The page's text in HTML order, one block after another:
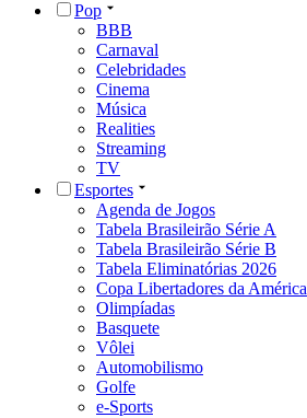
Pop
BBB
Carnaval
Celebridades
Cinema
Música
Realities
Streaming
TV
Esportes
Agenda de Jogos
Tabela Brasileirão Série A
Tabela Brasileirão Série B
Tabela Eliminatórias 2026
Copa Libertadores da América
Olimpíadas
Basquete
Vôlei
Automobilismo
Golfe
e-Sports